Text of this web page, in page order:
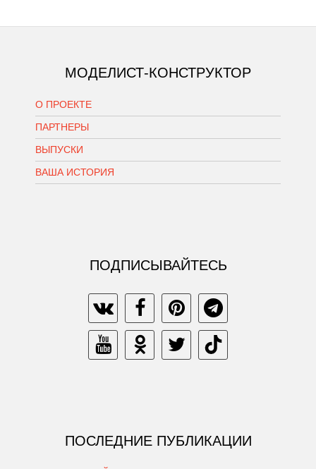
МОДЕЛИСТ-КОНСТРУКТОР
О ПРОЕКТЕ
ПАРТНЕРЫ
ВЫПУСКИ
ВАША ИСТОРИЯ
ПОДПИСЫВАЙТЕСЬ
ПОСЛЕДНИЕ ПУБЛИКАЦИИ